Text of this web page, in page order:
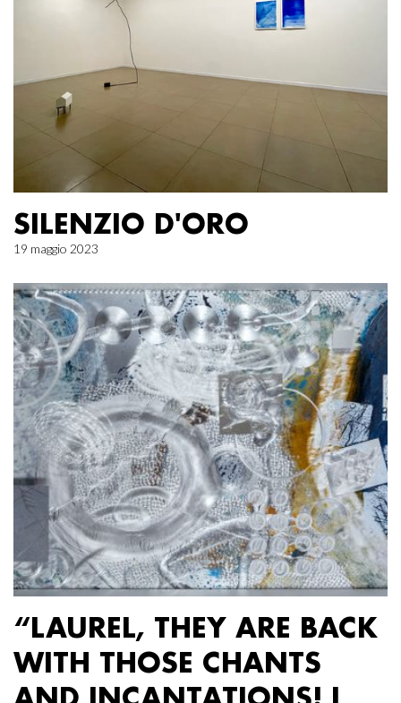
SILENZIO D'ORO
19 maggio 2023
“LAUREL, THEY ARE BACK
WITH THOSE CHANTS